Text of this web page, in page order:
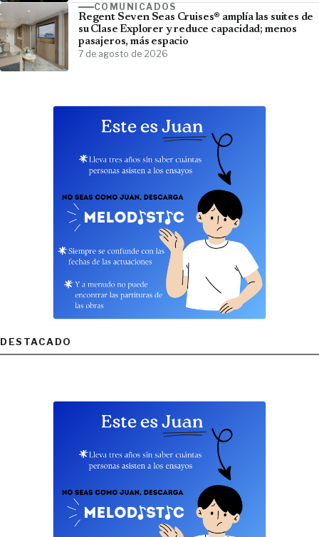
COMUNICADOS
Regent Seven Seas Cruises® amplía las suites de
su Clase Explorer y reduce capacidad; menos
pasajeros, más espacio
7 de agosto de 2026
DESTACADO